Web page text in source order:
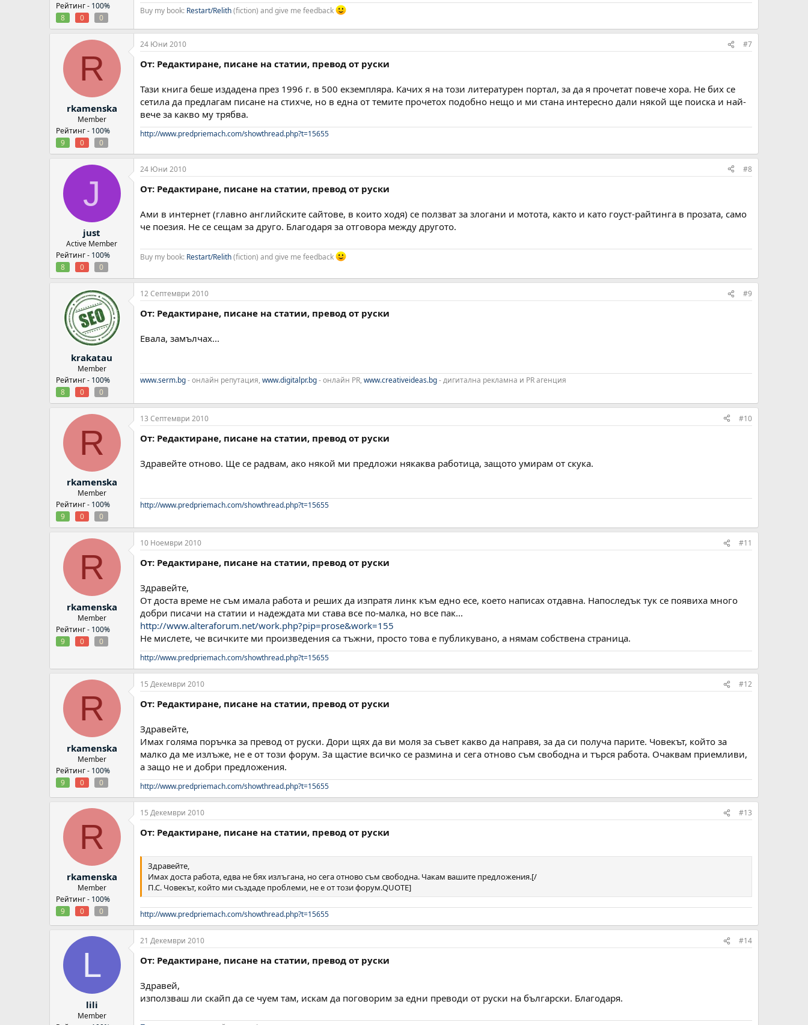
Рейтинг - 100%
8
0 0
Buy my book: Restart/Relith(fiction) and give me feedback
R
rkamenska
Member
Рейтинг - 100%
9
0 0
24 Юни 2010 #7
От: Редактиране, писане на статии, превод от руски
Тази книга беше издадена през 1996 г. в 500 екземпляра. Качих я на този литературен портал, за да я прочетат повече хора. Не бих се
сетила да предлагам писане на стихче, но в една от темите прочетох подобно нещо и ми стана интересно дали някой ще поиска и най-
вече за какво му трябва.
http://www.predpriemach.com/showthread.php?t=15655
J
just
Active Member
Рейтинг - 100%
8
0 0
24 Юни 2010 #8
От: Редактиране, писане на статии, превод от руски
Ами в интернет (главно английските сайтове, в които ходя) се ползват за злогани и мотота, както и като гоуст-райтинга в прозата, само
че поезия. Не се сещам за друго. Благодаря за отговора между другото.
Buy my book: Restart/Relith(fiction) and give me feedback
krakatau
Member
Рейтинг - 100%
8
0 0
12 Септември 2010 #9
От: Редактиране, писане на статии, превод от руски
Евала, замълчах...
www.serm.bg- онлайн репутация, www.digitalpr.bg- онлайн PR, www.creativeideas.bg- дигитална рекламна и PR агенция
R
rkamenska
Member
Рейтинг - 100%
9
0 0
13 Септември 2010 #10
От: Редактиране, писане на статии, превод от руски
Здравейте отново. Ще се радвам, ако някой ми предложи някаква работица, защото умирам от скука.
http://www.predpriemach.com/showthread.php?t=15655
R
rkamenska
Member
Рейтинг - 100%
9
0 0
10 Ноември 2010 #11
От: Редактиране, писане на статии, превод от руски
Здравейте,
От доста време не съм имала работа и реших да изпратя линк към едно есе, което написах отдавна. Напоследък тук се появиха много
добри писачи на статии и надеждата ми става все по-малка, но все пак...
http://www.alteraforum.net/work.php?pip=prose&work=155
Не мислете, че всичките ми произведения са тъжни, просто това е публикувано, а нямам собствена страница.
http://www.predpriemach.com/showthread.php?t=15655
R
rkamenska
Member
Рейтинг - 100%
9
0 0
15 Декември 2010 #12
От: Редактиране, писане на статии, превод от руски
Здравейте,
Имах голяма поръчка за превод от руски. Дори щях да ви моля за съвет какво да направя, за да си получа парите. Човекът, който за
малко да ме излъже, не е от този форум. За щастие всичко се размина и сега отново съм свободна и търся работа. Очаквам приемливи,
а защо не и добри предложения.
http://www.predpriemach.com/showthread.php?t=15655
R
rkamenska
Member
Рейтинг - 100%
9
0 0
15 Декември 2010 #13
От: Редактиране, писане на статии, превод от руски
Здравейте,
Имах доста работа, едва не бях излъгана, но сега отново съм свободна. Чакам вашите предложения.[/
П.С. Човекът, който ми създаде проблеми, не е от този форум.QUOTE]
http://www.predpriemach.com/showthread.php?t=15655
L
lili
Member
21 Декември 2010 #14
От: Редактиране, писане на статии, превод от руски
Здравей,
използваш ли скайп да се чуем там, искам да поговорим за едни преводи от руски на български. Благодаря.